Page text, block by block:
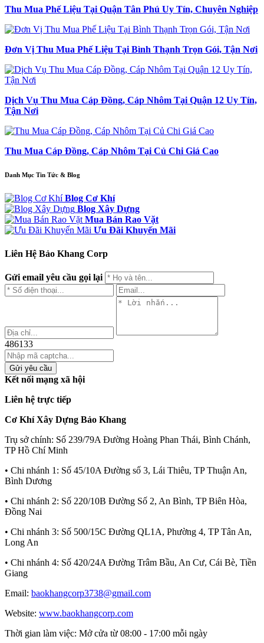
Thu Mua Phế Liệu Tại Quận Tân Phú Uy Tín, Chuyên Nghiệp
Đơn Vị Thu Mua Phế Liệu Tại Bình Thạnh Trọn Gói, Tận Nơi
Dịch Vụ Thu Mua Cáp Đồng, Cáp Nhôm Tại Quận 12 Uy Tín,
Tận Nơi
Thu Mua Cáp Đồng, Cáp Nhôm Tại Củ Chi Giá Cao
Danh Mục Tin Tức & Blog
Blog Cơ Khí
Blog Xây Dựng
Mua Bán Rao Vặt
Ưu Đãi Khuyến Mãi
Liên Hệ Bảo Khang Corp
Gửi email yêu cầu gọi lại
486133
Gửi yêu cầu
Kết nối mạng xã hội
Liên hệ trực tiếp
Cơ Khí Xây Dựng Bảo Khang
Trụ sở chính: Số 239/79A Đường Hoàng Phan Thái, Bình Chánh,
TP Hồ Chí Minh
• Chi nhánh 1: Số 45/10A Đường số 3, Lái Thiêu, TP Thuận An,
Bình Dương
• Chi nhánh 2: Số 220/10B Đường Số 2, An Bình, TP Biên Hòa,
Đồng Nai
• Chi nhánh 3: Số 500/15C Đường QL1A, Phường 4, TP Tân An,
Long An
• Chi nhánh 4: Số 420/24A Đường Trâm Bầu, An Cư, Cái Bè, Tiền
Giang
Email: baokhangcorp3738@gmail.com
Website: www.baokhangcorp.com
Thời gian làm việc: Mở cửa từ 08:00 - 17:00 mỗi ngày